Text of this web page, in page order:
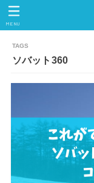
MENU
ソバット360